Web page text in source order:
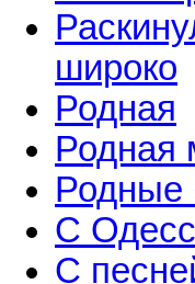
широко
Родная
Родная
Родные
С
С